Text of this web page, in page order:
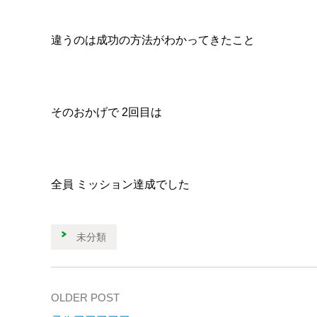
違うのは成功の方法がわかってきたこと
そのおかげで 2回目は
全員 ミッション達成でした
未分類
OLDER POST